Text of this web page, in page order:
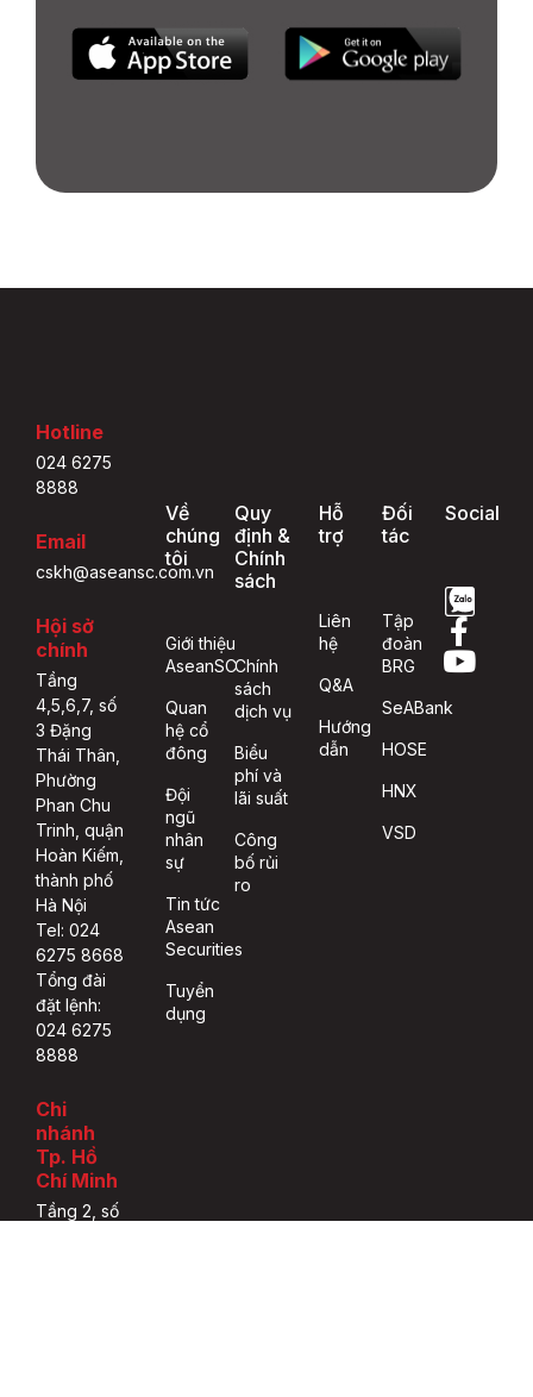
Hotline
024 6275
8888
Email
cskh@aseansc.com.vn
Hội sở
chính
Tầng
4,5,6,7, số
3 Đặng
Thái Thân,
Phường
Phan Chu
Trinh, quận
Hoàn Kiếm,
thành phố
Hà Nội
Tel: 024
6275 8668
Tổng đài
đặt lệnh:
024 6275
8888
Chi
nhánh
Tp. Hồ
Chí Minh
Tầng 2, số
Về
chúng
tôi
Giới thiệu
AseanSC
Quan
hệ cổ
đông
Đội
ngũ
nhân
sự
Tin tức
Asean
Securities
Tuyển
dụng
Quy
định &
Chính
sách
Chính
sách
dịch vụ
Biểu
phí và
lãi suất
Công
bố rủi
ro
Hỗ
trợ
Liên
hệ
Q&A
Hướng
dẫn
Đối
tác
Tập
đoàn
BRG
SeABank
HOSE
HNX
VSD
Social